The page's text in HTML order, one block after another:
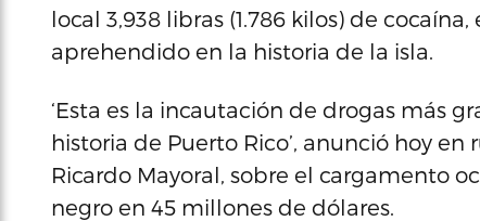
local 3,938 libras (1.786 kilos) de
aprehendido en la historia de la isla.
‘Esta es la incautación de drogas más
historia de Puerto Rico’, anunció hoy
Ricardo Mayoral, sobre el cargamento
negro en 45 millones de dólares.